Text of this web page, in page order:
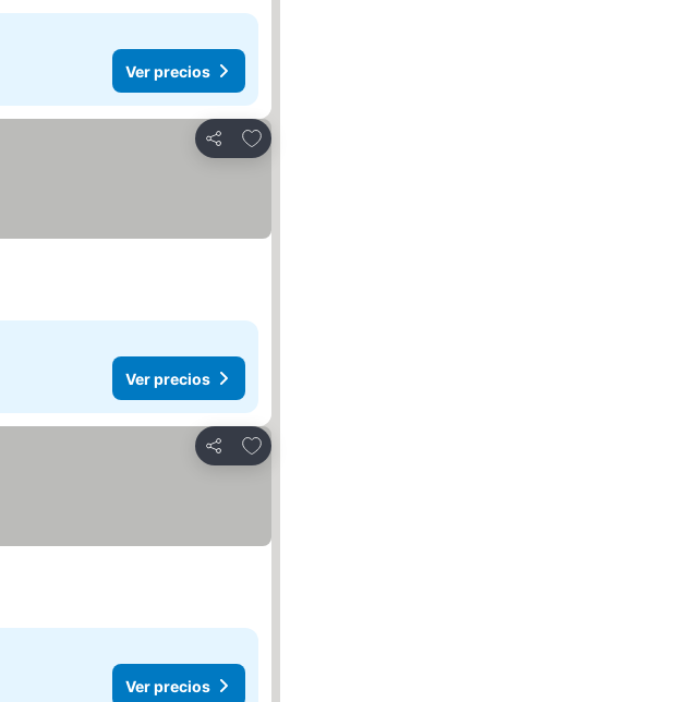
Ver precios
Compartir
Agregar a favoritos
Ver precios
Compartir
Agregar a favoritos
Ver precios